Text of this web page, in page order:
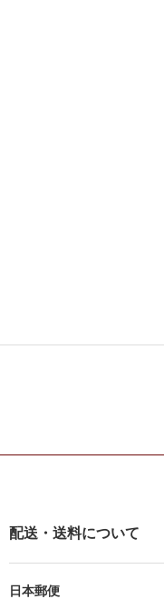
配送・送料について
日本郵便